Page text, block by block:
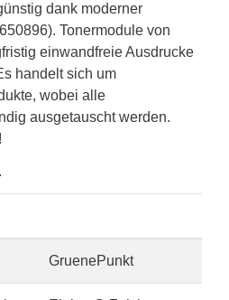
dank moderner
Tonermodule von
einwandfreie Ausdrucke
handelt sich um
wobei alle
ausgetauscht werden.
GruenePunkt